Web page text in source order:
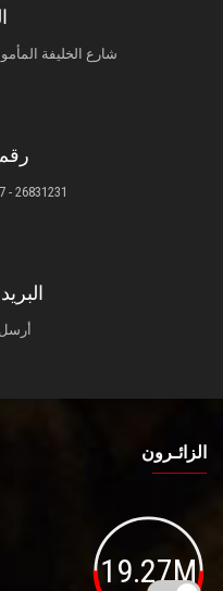
شارع الخليفة
26831231 - 26831417 - 26831474
الزائـرون
19.27M